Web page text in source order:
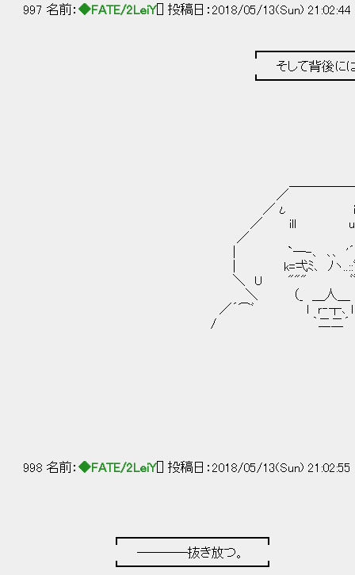
997 名前： ◆FATE/2LeiY[] 投稿日：2018/05/13(Sun) 21:02:44
そして背後には、傷付き血の
／
／ι i
／ ill u
／ ___
| `―-､ ､､ '´.. ...
| k=弌ﾐ､ ﾉヽ..::ﾞ
＼ U """ ﾞﾞ""
＼ （_ ＿人＿ _
／´⌒ﾞ l ｒ‐┬､ l
/ ｀二二´
998 名前： ◆FATE/2LeiY[] 投稿日：2018/05/13(Sun) 21:02:55
┏━━━━━━━━━━━┓
――――抜き放つ。
┗━━━━━━━━━━━┛